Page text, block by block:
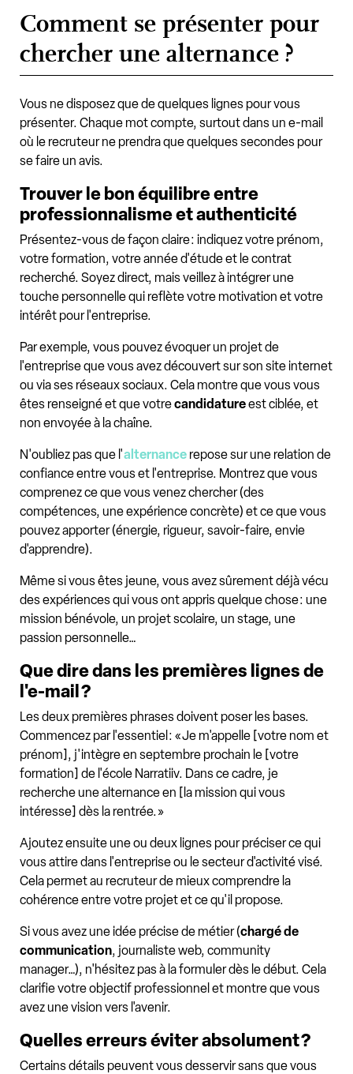
Comment se présenter pour
chercher une alternance ?
Vous ne disposez que de quelques lignes pour vous
présenter. Chaque mot compte, surtout dans un e-mail
où le recruteur ne prendra que quelques secondes pour
se faire un avis.
Trouver le bon équilibre entre
professionnalisme et authenticité
Présentez-vous de façon claire : indiquez votre prénom,
votre formation, votre année d'étude et le contrat
recherché. Soyez direct, mais veillez à intégrer une
touche personnelle qui reflète votre motivation et votre
intérêt pour l'entreprise.
Par exemple, vous pouvez évoquer un projet de
l'entreprise que vous avez découvert sur son site internet
ou via ses réseaux sociaux. Cela montre que vous vous
êtes renseigné et que votrecandidatureest ciblée, et
non envoyée à la chaîne.
N'oubliez pas que l'alternance repose sur une relation de
confiance entre vous et l'entreprise. Montrez que vous
comprenez ce que vous venez chercher (des
compétences, une expérience concrète) et ce que vous
pouvez apporter (énergie, rigueur, savoir-faire, envie
d'apprendre).
Même si vous êtes jeune, vous avez sûrement déjà vécu
des expériences qui vous ont appris quelque chose : une
mission bénévole, un projet scolaire, un stage, une
passion personnelle…
Que dire dans les premières lignes de
l'e-mail ?
Les deux premières phrases doivent poser les bases.
Commencez par l'essentiel : « Je m'appelle [votre nom et
prénom], j'intègre en septembre prochain le [votre
formation] de l'école Narratiiv. Dans ce cadre, je
recherche une alternance en [la mission qui vous
intéresse] dès la rentrée. »
Ajoutez ensuite une ou deux lignes pour préciser ce qui
vous attire dans l'entreprise ou le secteur d'activité visé.
Cela permet au recruteur de mieux comprendre la
cohérence entre votre projet et ce qu'il propose.
Si vous avez une idée précise de métier (chargé de
communication, journaliste web, community
manager…), n'hésitez pas à la formuler dès le début. Cela
clarifie votre objectif professionnel et montre que vous
avez une vision vers l'avenir.
Quelles erreurs éviter absolument ?
Certains détails peuvent vous desservir sans que vous